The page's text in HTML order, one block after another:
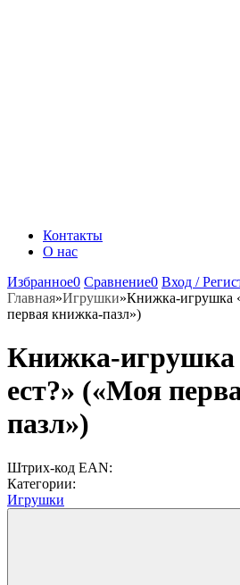
Контакты
О нас
Избранное0 Сравнение0 Вход /
Главная»Игрушки»Книжка-игрушка
первая книжка-пазл»)
Книжка-игрушка
ест?» («Моя
пазл»)
Штрих-код EAN:
Категории:
Игрушки